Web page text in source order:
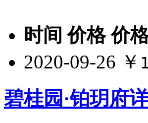
时间 价格 价
2020-09-26 ￥
碧桂园·铂玥府